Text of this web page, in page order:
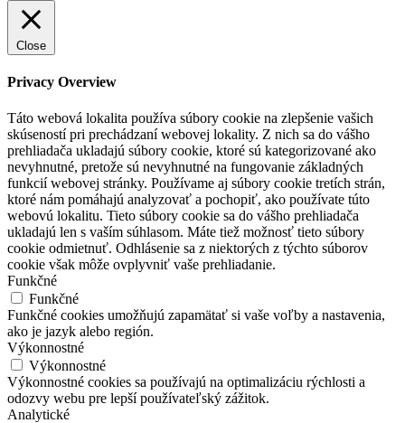
Close
Privacy Overview
Táto webová lokalita používa súbory cookie na zlepšenie vašich
skúseností pri prechádzaní webovej lokality. Z nich sa do vášho
prehliadača ukladajú súbory cookie, ktoré sú kategorizované ako
nevyhnutné, pretože sú nevyhnutné na fungovanie základných
funkcií webovej stránky. Používame aj súbory cookie tretích strán,
ktoré nám pomáhajú analyzovať a pochopiť, ako používate túto
webovú lokalitu. Tieto súbory cookie sa do vášho prehliadača
ukladajú len s vaším súhlasom. Máte tiež možnosť tieto súbory
cookie odmietnuť. Odhlásenie sa z niektorých z týchto súborov
cookie však môže ovplyvniť vaše prehliadanie.
Funkčné
Funkčné
Funkčné cookies umožňujú zapamätať si vaše voľby a nastavenia,
ako je jazyk alebo región.
Výkonnostné
Výkonnostné
Výkonnostné cookies sa používajú na optimalizáciu rýchlosti a
odozvy webu pre lepší používateľský zážitok.
Analytické